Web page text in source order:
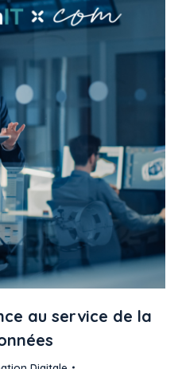
au service de la